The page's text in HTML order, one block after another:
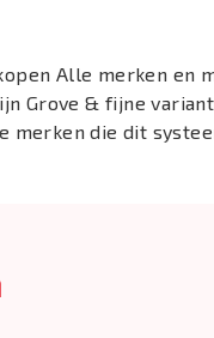
Alle merken en
Grove & fijne
merken die dit